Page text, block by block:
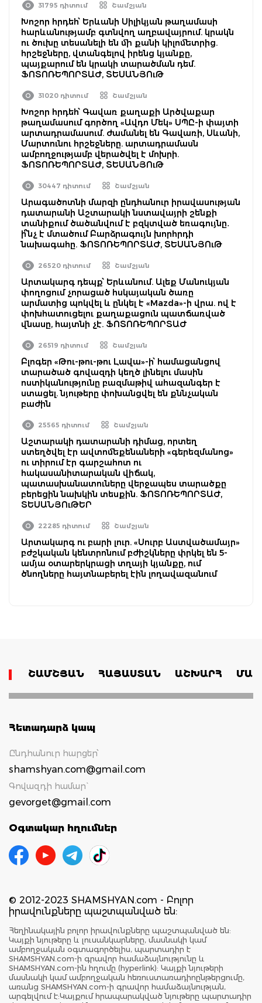
31795 դիտում Շամշյան
Խոշոր հրդեհ՝ Երևանի Սիլիկյան թաղամասի
հարևանությամբ գտնվող աղբավայրում. կրակն
ու ծուխը տեսանելի են մի քանի կիլոմետրից.
հրշեջները, վտանգելով իրենց կյանքը,
պայքարում են կրակի տարածման դեմ.
ՖՈՏՈՌԵՊՈՐՏԱԺ, ՏԵՍԱՆՅՈւԹ
31020 դիտում Շամշյան
Խոշոր հրդեհ՝ Գավառ քաղաքի Արծվաքար
թաղամասում գործող «Ավդո Մեկ» ՍՊԸ-ի փայտի
արտադրամասում. ժամանել են Գավառի, Սևանի,
Մարտունու հրշեջները. արտադրամասն
ամբողջությամբ վերածվել է մոխրի.
ՖՈՏՈՌԵՊՈՐՏԱԺ, ՏԵՍԱՆՅՈւԹ
30447 դիտում Շամշյան
Արագածոտնի մարզի ընդհանուր իրավասության
դատարանի Աշտարակի նստավայրի շենքի
տանիքում ծածանվում է բզկտված եռագույնը․
ի՞նչ է մտածում Բարձրագույն խորհրդի
նախագահը. ՖՈՏՈՌԵՊՈՐՏԱԺ, ՏԵՍԱՆՅՈւԹ
26520 դիտում Շամշյան
Արտակարգ դեպք՝ Երևանում. Ալեք Մանուկյան
փողոցում չորացած հսկայական ծառը
արմատից պոկվել և ընկել է «Mazda»-ի վրա. ով է
փոխհատուցելու քաղաքացուն պատճառված
վնասը, հայտնի չէ. ՖՈՏՈՌԵՊՈՐՏԱԺ
26519 դիտում Շամշյան
Բլոգեր «Թու-թու-թու Լավա»-ի՝ համացանցով
տարածած գովազդի կեղծ լինելու մասին
ոստիկանությունը բազմաթիվ ահազանգեր է
ստացել. նյութերը փոխանցվել են քննչական
բաժին
25565 դիտում Շամշյան
Աշտարակի դատարանի դիմաց, որտեղ
ստեղծվել էր ավտոմեքենաների «գերեզմանոց»
ու տիրում էր գարշահոտ ու
հակասանիտարական վիճակ,
պատասխանատուները վերջապես տարածքը
բերեցին նախկին տեսքին. ՖՈՏՈՌԵՊՈՐՏԱԺ,
ՏԵՍԱՆՅՈւԹԵՐ
22285 դիտում Շամշյան
Արտակարգ ու բարի լուր. «Սուրբ Աստվածամայր»
բժշկական կենտրոնում բժիշկները փրկել են 5-
ամյա օտարերկրացի տղայի կյանքը, ում
ծնողները հայտնաբերել էին լողավազանում
ՇԱՄՇՅԱՆ ՀԱՅԱՍՏԱՆ ԱՇԽԱՐՀ
Հետադարձ կապ
Ընդհանուր հարցեր՝
shamshyan.com@gmail.com
Գովազդի համար`
gevorget@gmail.com
Օգտակար հղումներ
© 2012-2023 SHAMSHYAN.com - Բոլոր
իրավունքները պաշտպանված են:
Հեղինակային բոլոր իրավունքները պաշտպանված են:
Կայքի նյութերը և լուսանկարները, մասնակի կամ
ամբողջական օգտագործելիս, պարտադիր է
SHAMSHYAN.com-ի գրավոր համաձայնությունը և
SHAMSHYAN.com-ին հղումը (hyperlink): Կայքի նյութերի
մասնակի կամ ամբողջական հեռուստառադիոընթերցումը,
առանց SHAMSHYAN.com-ի գրավոր համաձայնության,
արգելվում է:Կայքում հրապարակված նյութերը պարտադիր